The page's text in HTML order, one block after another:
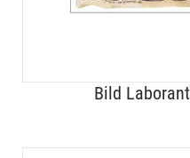
Bild